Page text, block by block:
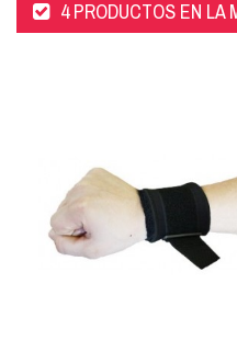
4 PRODUCTOS EN LA